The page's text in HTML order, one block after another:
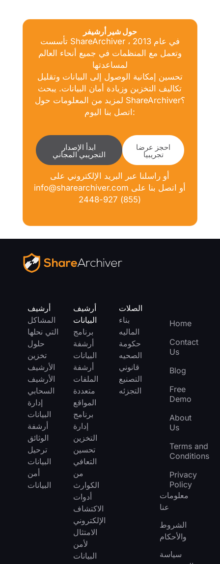
حول شير أرشيفر
تأسست ShareArchiver في عام 2013 ،
وتعمل مع المنظمات في جميع أنحاء العالم
لمساعدتها
تحسين إمكانية الوصول إلى البيانات وتقليل
تكاليف التخزين وزيادة أمان البيانات. يبحث
لمزيد من المعلومات حول ShareArchiver؟
اتصل بنا اليوم:
ابدأ الإصدار
التجريبي المجاني
احجز عرضا
تجريبيا
أو راسلنا عبر البريد الإلكتروني على
info@sharearchiver.com أو اتصل بنا على
(855) 927-2448
أرشيف
المشاكل
التي نحلها
حلول
تخزين
الأرشيف
الأرشيف
السحابي
إدارة
البيانات
أرشفة
الوثائق
ترحيل
البيانات
أمن
البيانات
أرشيف
البيانات
برنامج
أرشفة
البيانات
أرشفة
الملفات
متعددة
المواقع
برنامج
إدارة
التخزين
تحسين
التعافي
من
الكوارث
أدوات
الاكتشاف
الإلكتروني
الامتثال
لأمن
البيانات
الصلات
بناء
الماليه
حكومة
الصحيه
قانوني
التصنيع
التجزئه
Home
Contact
Us
Blog
Free
Demo
About
Us
Terms and
Conditions
Privacy
Policy
معلومات
عنا
الشروط
والأحكام
سياسة